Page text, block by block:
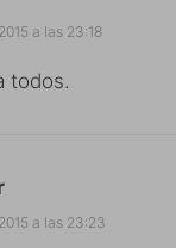
a las 23:18
todos.
a las 23:23